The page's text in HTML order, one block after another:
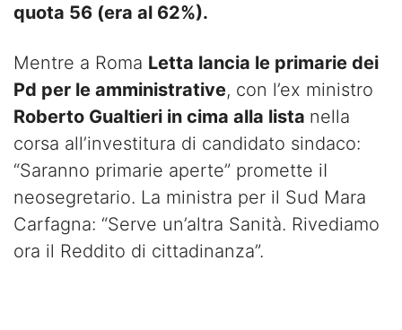
quota 56 (era al 62%).
Mentre a Roma Letta lancia le primarie dei
Pd per le amministrative, con l’ex ministro
Roberto Gualtieri in cima alla lista nella
corsa all’investitura di candidato sindaco:
“Saranno primarie aperte” promette iI
neosegretario. La ministra per il Sud Mara
Carfagna: “Serve un’altra Sanità. Rivediamo
ora il Reddito di cittadinanza”.